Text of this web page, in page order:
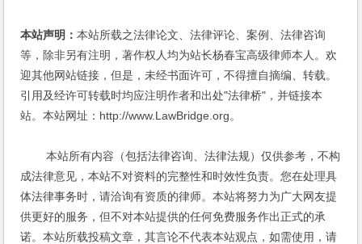
本站声明：本站所载之法律论文、法律评论、案例、法律咨询
等，除非另有注明，著作权人均为站长杨春宝高级律师本人。欢
迎其他网站链接，但是，未经书面许可，不得擅自摘编、转载。
引用及经许可转载时均应注明作者和出处"法律桥"，并链接本
站。本站网址：http://www.LawBridge.org。
本站所有内容（包括法律咨询、法律法规）仅供参考，不构
成法律意见，本站不对资料的完整性和时效性负责。您在处理具
体法律事务时，请洽询有资质的律师。本站将努力为广大网友提
供更好的服务，但不对本站提供的任何免费服务作出正式的承
诺。本站所载投稿文章，其言论不代表本站观点，如需使用，请